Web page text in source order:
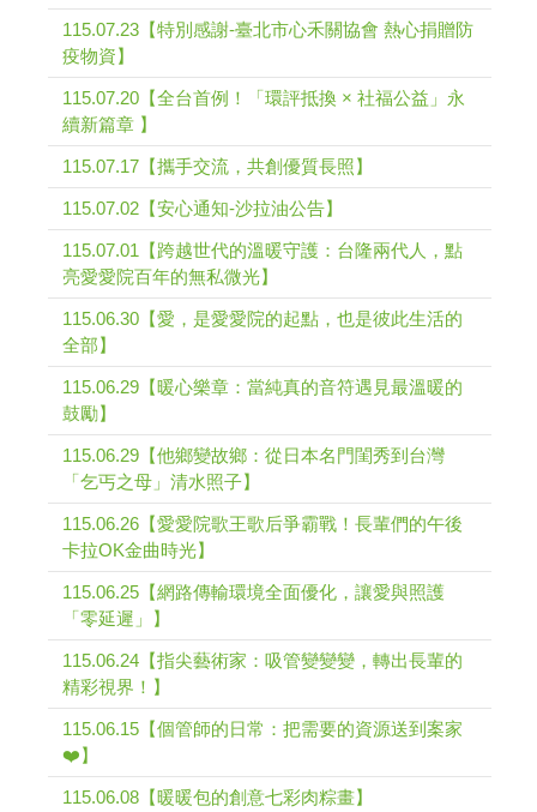
115.07.23【特別感謝-臺北市心禾關協會 熱心捐贈防
疫物資】
115.07.20【全台首例！「環評抵換 × 社福公益」永
續新篇章 】
115.07.17【攜手交流，共創優質長照】
115.07.02【安心通知-沙拉油公告】
115.07.01【跨越世代的溫暖守護：台隆兩代人，點
亮愛愛院百年的無私微光】
115.06.30【愛，是愛愛院的起點，也是彼此生活的
全部】
115.06.29【暖心樂章：當純真的音符遇見最溫暖的
鼓勵】
115.06.29【他鄉變故鄉：從日本名門閨秀到台灣
「乞丐之母」清水照子】
115.06.26【愛愛院歌王歌后爭霸戰！長輩們的午後
卡拉OK金曲時光】
115.06.25【網路傳輸環境全面優化，讓愛與照護
「零延遲」】
115.06.24【指尖藝術家：吸管變變變，轉出長輩的
精彩視界！】
115.06.15【個管師的日常：把需要的資源送到案家
❤️】
115.06.08【暖暖包的創意七彩肉粽畫】